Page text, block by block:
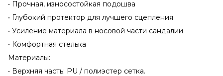
• Прочная, износостойкая подошва
• Глубокий протектор для лучшего сцепления
• Усиление материала в носовой части сандалии
• Комфортная стелька
Материалы:
• Верхняя часть: PU / полиэстер сетка.